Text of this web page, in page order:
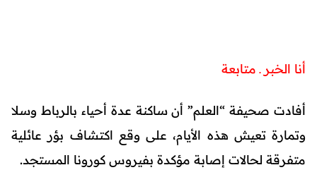
أنا الخبر ـ متابعة
أفادت صحيفة “العلم” أن ساكنة عدة أحياء بالرباط وسلا
وتمارة تعيش هذه الأيام، على وقع اكتشاف بؤر عائلية
متفرقة لحالات إصابة مؤكدة بفيروس كورونا المستجد.